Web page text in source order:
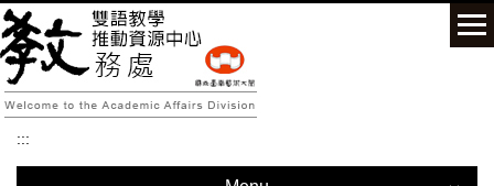
跳
到
主
要
內
:::